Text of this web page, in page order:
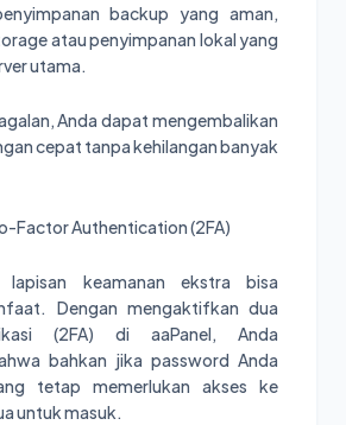
backup yang aman,
atau penyimpanan lokal yang
utama.
Anda dapat mengembalikan
cepat tanpa kehilangan banyak
Factor Authentication (2FA)
lapisan keamanan ekstra bisa
Dengan mengaktifkan dua
(2FA) di aaPanel, Anda
bahkan jika password Anda
tetap memerlukan akses ke
untuk masuk.